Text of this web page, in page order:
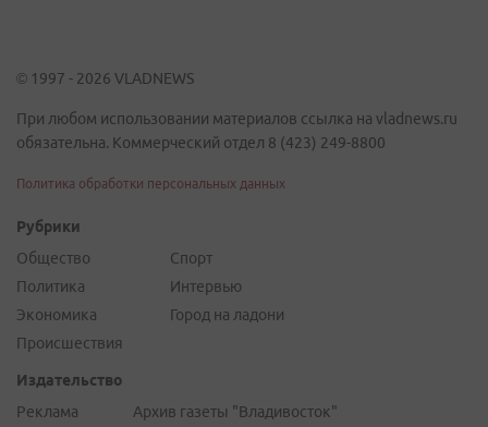
© 1997 - 2026 VLADNEWS
При любом использовании материалов ссылка на vladnews.ru
обязательна. Коммерческий отдел 8 (423) 249-8800
Политика обработки персональных данных
Рубрики
Общество
Политика
Экономика
Происшествия
Спорт
Интервью
Город на ладони
Издательство
Реклама
Архив газеты "Владивосток"